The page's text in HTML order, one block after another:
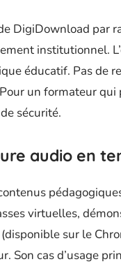
DigiDownload par
institutionnel.
éducatif. Pas de
un formateur qui
sécurité.
audio en
virtuelles,
(disponible sur le
Son cas d’usage